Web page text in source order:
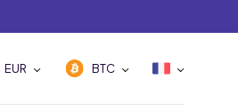
EUR BTC